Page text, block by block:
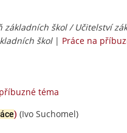
škol / Učitelství
škol| Práce na
téma
) (Ivo Suchomel)